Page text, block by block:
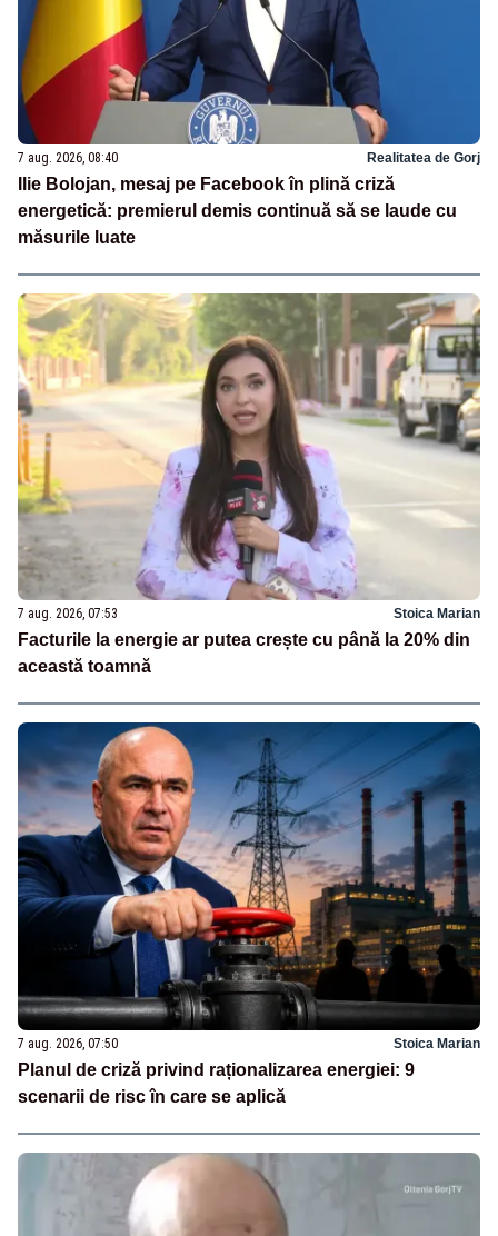
7 aug. 2026, 08:40 Realitatea de Gorj
Ilie Bolojan, mesaj pe Facebook în plină criză
energetică: premierul demis continuă să se laude cu
măsurile luate
7 aug. 2026, 07:53 Stoica Marian
Facturile la energie ar putea crește cu până la 20% din
această toamnă
7 aug. 2026, 07:50 Stoica Marian
Planul de criză privind raționalizarea energiei: 9
scenarii de risc în care se aplică